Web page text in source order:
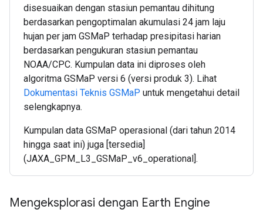
disesuaikan dengan stasiun pemantau dihitung
berdasarkan pengoptimalan akumulasi 24 jam laju
hujan per jam GSMaP terhadap presipitasi harian
berdasarkan pengukuran stasiun pemantau
NOAA/CPC. Kumpulan data ini diproses oleh
algoritma GSMaP versi 6 (versi produk 3). Lihat
Dokumentasi Teknis GSMaP untuk mengetahui detail
selengkapnya.
Kumpulan data GSMaP operasional (dari tahun 2014
hingga saat ini) juga [tersedia]
(JAXA_GPM_L3_GSMaP_v6_operational].
Mengeksplorasi dengan Earth Engine